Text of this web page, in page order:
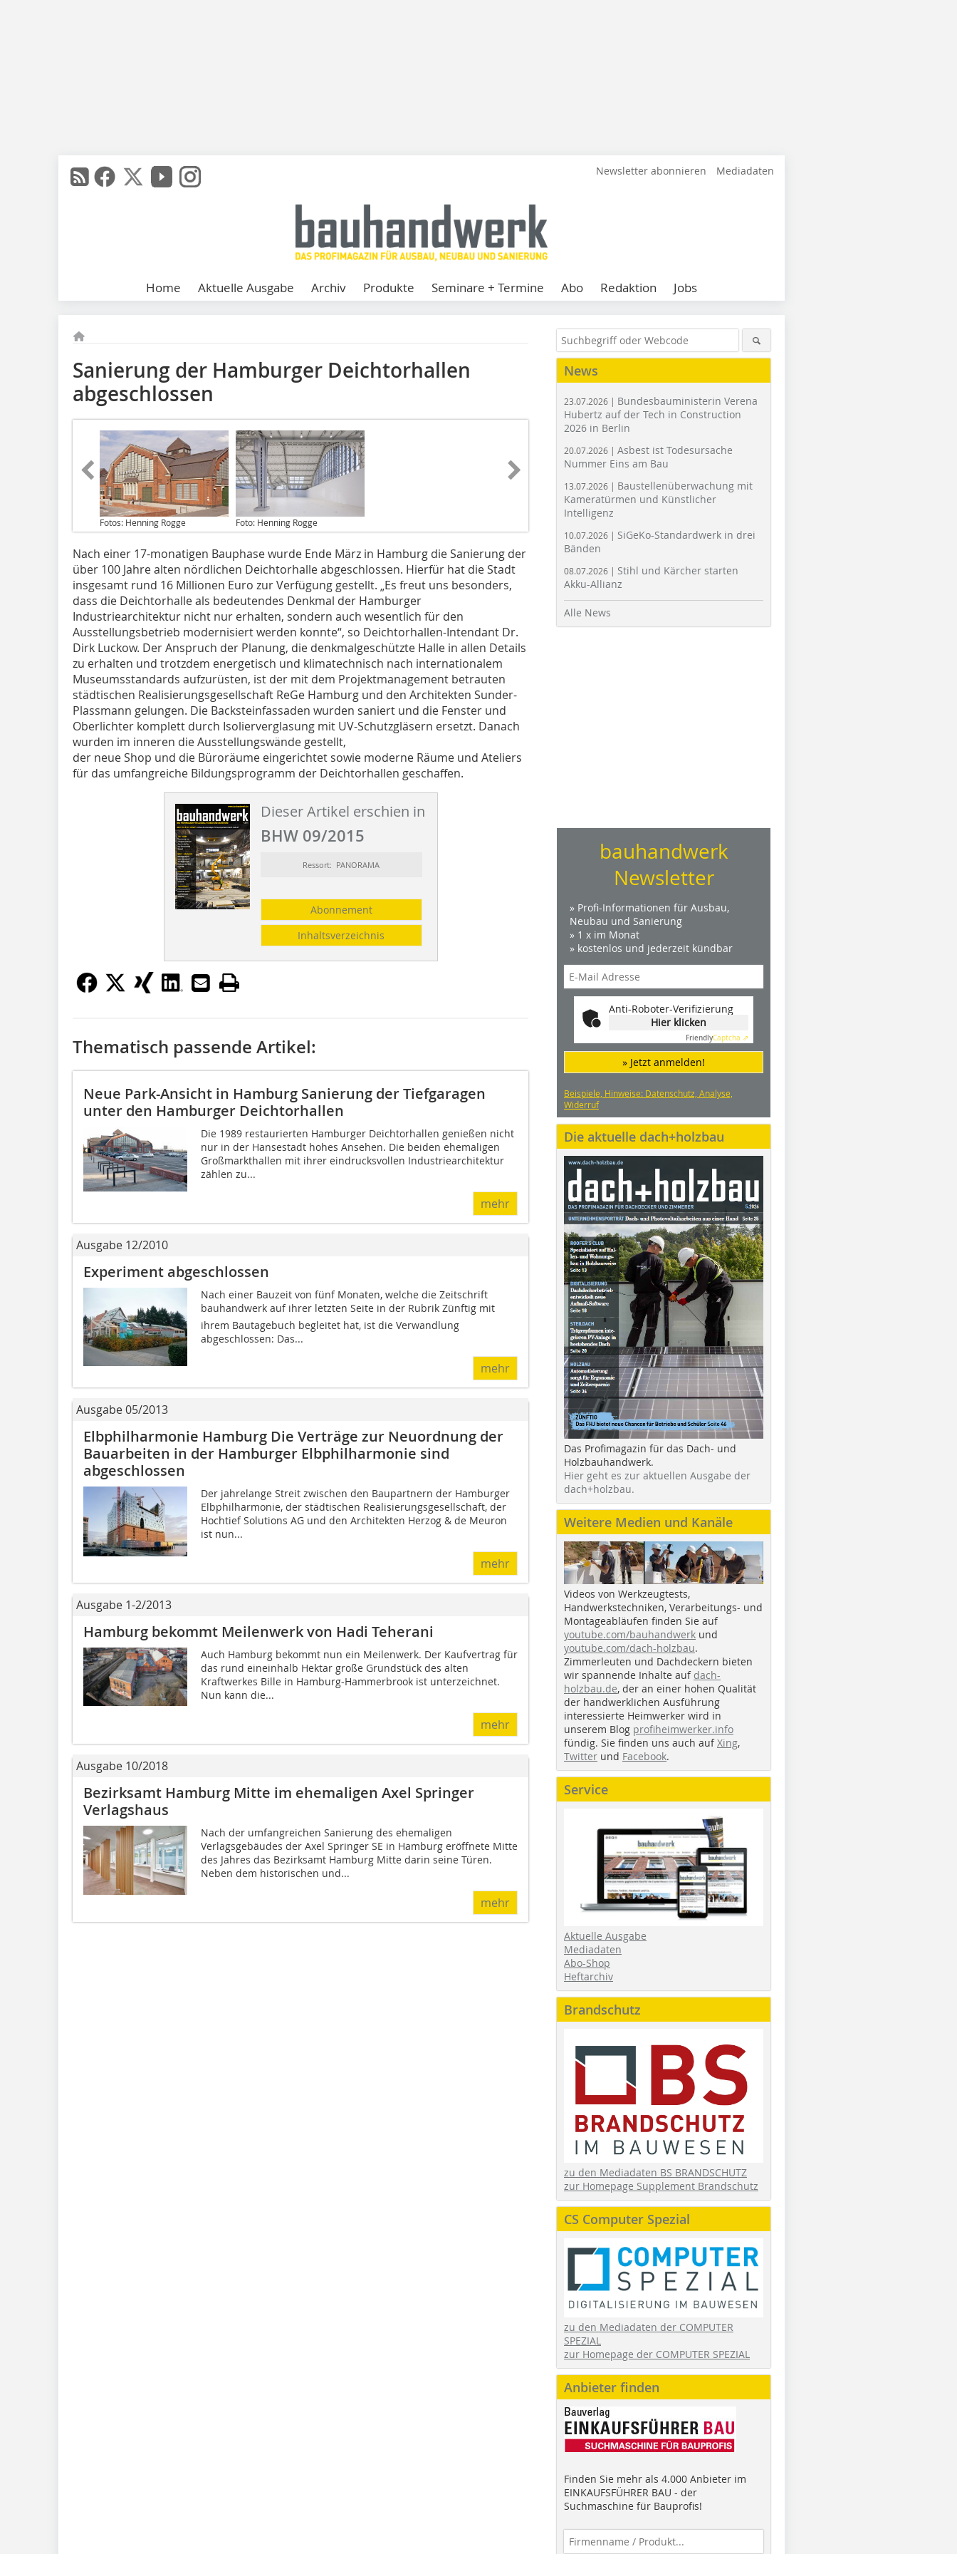
Newsletter abonnieren Mediadaten
Home Aktuelle Ausgabe Archiv Produkte Seminare + Termine Abo Redaktion Jobs
Sanierung der Hamburger Deichtorhallen
abgeschlossen
Fotos: Henning Rogge Foto: Henning Rogge
Nach einer 17-monatigen Bauphase wurde Ende März in Hamburg die Sanierung der
über 100 Jahre alten nördlichen Deichtorhalle abgeschlossen. Hierfür hat die Stadt
insgesamt rund 16 Millionen Euro zur Verfügung gestellt. „Es freut uns besonders,
dass die Deichtorhalle als bedeutendes Denkmal der Hamburger
Industriearchitektur nicht nur erhalten, sondern auch wesentlich für den
Ausstellungsbetrieb modernisiert werden konnte“, so Deichtorhallen-Intendant Dr.
Dirk Luckow. Der Anspruch der Planung, die denkmalgeschützte Halle in allen Details
zu erhalten und trotzdem energetisch und klimatechnisch nach internatio­nalem
Museumsstandards auf­zurüsten, ist der mit dem Pro­jekt­management betrauten
städtischen Realisierungsgesell­schaft ReGe Hamburg und den Architekten Sunder-
Plassmann gelungen. Die Backsteinfassaden wurden saniert und die Fenster und
Oberlichter komplett durch Isolierverglasung mit UV-Schutzgläsern ersetzt. Danach
wurden im inneren die Ausstellungswände gestellt,
der neue Shop und die Büro­räume eingerichtet sowie moderne Räume und Ateliers
für das umfangreiche Bildungsprogramm der Deichtorhallen geschaffen.
Dieser Artikel erschien in
BHW 09/2015
Ressort: PANORAMA
Abonnement
Inhaltsverzeichnis
Thematisch passende Artikel:
Neue Park-Ansicht in Hamburg Sanierung der Tiefgaragen
unter den Hamburger Deichtorhallen
Die 1989 restaurierten Hamburger Deichtorhallen genießen nicht
nur in der Hansestadt hohes Ansehen. Die beiden ehemaligen
Großmarkthallen mit ihrer eindrucksvollen Industriearchitektur
zählen zu...
mehr
Ausgabe 12/2010
Experiment abgeschlossen
Nach einer Bauzeit von fünf Monaten, welche die Zeitschrift
bauhandwerk auf ihrer letzten Seite in der Rubrik Zünftig mit
ihrem Bautagebuch begleitet hat, ist die Verwandlung
abgeschlossen: Das...
mehr
Ausgabe 05/2013
Elbphilharmonie Hamburg Die Verträge zur Neuordnung der
Bauarbeiten in der Hamburger Elbphilharmonie sind
abgeschlossen
Der jahrelange Streit zwischen den Baupartnern der Hamburger
Elbphilharmonie, der städtischen Realisierungsgesellschaft, der
Hochtief Solutions AG und den Architekten Herzog & de Meuron
ist nun...
mehr
Ausgabe 1-2/2013
Hamburg bekommt Meilenwerk von Hadi Teherani
Auch Hamburg bekommt nun ein Meilenwerk. Der Kaufvertrag für
das rund eineinhalb Hektar große Grundstück des alten
Kraftwerkes Bille in Hamburg-Hammerbrook ist unterzeichnet.
Nun kann die...
mehr
Ausgabe 10/2018
Bezirksamt Hamburg Mitte im ehemaligen Axel Springer
Verlagshaus
Nach der umfangreichen Sanierung des ehemaligen
Verlagsgebäudes der Axel Springer SE in Hamburg eröffnete Mitte
des Jahres das Bezirksamt Hamburg Mitte darin seine Türen.
Neben dem historischen und...
mehr
News
23.07.2026 | Bundesbauministerin Verena
Hubertz auf der Tech in Construction
2026 in Berlin
20.07.2026 | Asbest ist Todesursache
Nummer Eins am Bau
13.07.2026 | Baustellenüberwachung mit
Kameratürmen und Künstlicher
Intelligenz
10.07.2026 | SiGeKo-Standardwerk in drei
Bänden
08.07.2026 | Stihl und Kärcher starten
Akku-Allianz
Alle News
bauhandwerk
Newsletter
» Profi-Informationen für Ausbau,
Neubau und Sanierung
» 1 x im Monat
» kostenlos und jederzeit kündbar
Anti-Roboter-Verifizierung
Hier klicken
FriendlyCaptcha ⇗
» Jetzt anmelden!
Beispiele, Hinweise: Datenschutz, Analyse,
Widerruf
Die aktuelle dach+holzbau
Das Profimagazin für das Dach- und
Holzbauhandwerk.
Hier geht es zur aktuellen Ausgabe der
dach+holzbau.
Weitere Medien und Kanäle
Videos von Werkzeugtests,
Handwerkstechniken, Verarbeitungs- und
Montageabläufen finden Sie auf
youtube.com/bauhandwerk und
youtube.com/dach-holzbau.
Zimmerleuten und Dachdeckern bieten
wir spannende Inhalte auf dach-
holzbau.de, der an einer hohen Qualität
der handwerklichen Ausführung
interessierte Heimwerker wird in
unserem Blog profiheimwerker.info
fündig. Sie finden uns auch aufXing,
Twitter und Facebook.
Service
Aktuelle Ausgabe
Mediadaten
Abo-Shop
Heftarchiv
Brandschutz
zu den Mediadaten BS BRANDSCHUTZ
zur Homepage Supplement Brandschutz
CS Computer Spezial
zu den Mediadaten der COMPUTER
SPEZIAL
zur Homepage der COMPUTER SPEZIAL
Anbieter finden
Finden Sie mehr als 4.000 Anbieter im
EINKAUFSFÜHRER BAU - der
Suchmaschine für Bauprofis!